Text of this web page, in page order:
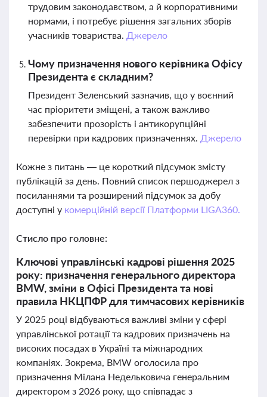
трудовим законодавством, а й корпоративними
нормами, і потребує рішення загальних зборів
учасників товариства. Джерело
Чому призначення нового керівника Офісу
Президента є складним?
Президент Зеленський зазначив, що у воєнний
час пріоритети зміщені, а також важливо
забезпечити прозорість і антикорупційні
перевірки при кадрових призначеннях. Джерело
Кожне з питань — це короткий підсумок змісту
публікацій за день. Повний список першоджерел з
посиланнями та розширений підсумок за добу
доступні у комерційній версії Платформи LIGA360.
Стисло про головне:
Ключові управлінські кадрові рішення 2025
року: призначення генерального директора
BMW, зміни в Офісі Президента та нові
правила НКЦПФР для тимчасових керівників
У 2025 році відбуваються важливі зміни у сфері
управлінської ротації та кадрових призначень на
високих посадах в Україні та міжнародних
компаніях. Зокрема, BMW оголосила про
призначення Мілана Недельковича генеральним
директором з 2026 року, що співпадає з